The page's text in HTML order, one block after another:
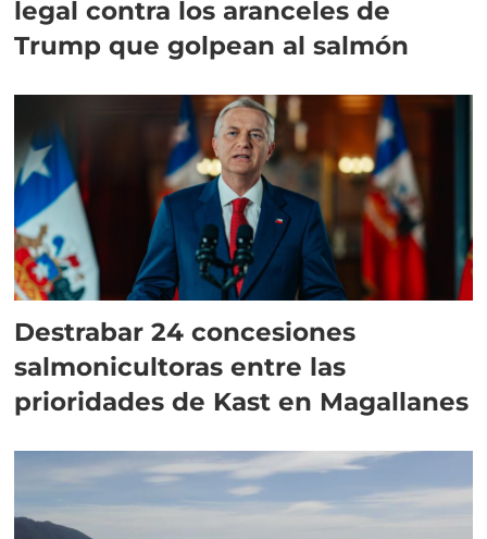
legal contra los aranceles de
Trump que golpean al salmón
Destrabar 24 concesiones
salmonicultoras entre las
prioridades de Kast en Magallanes